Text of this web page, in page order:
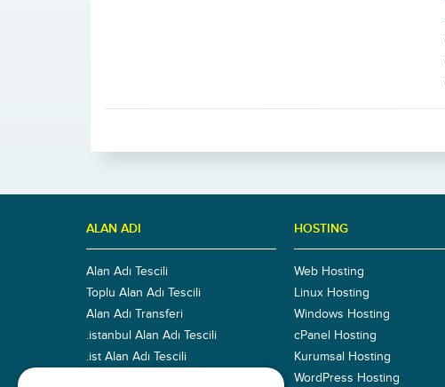
ALAN ADI
Alan Adı Tescili
Toplu Alan Adı Tescili
Alan Adı Transferi
.istanbul Alan Adı Tescili
.ist Alan Adı Tescili
HOSTING
Web Hosting
Linux Hosting
Windows Hosting
cPanel Hosting
Kurumsal Hosting
WordPress Hosting